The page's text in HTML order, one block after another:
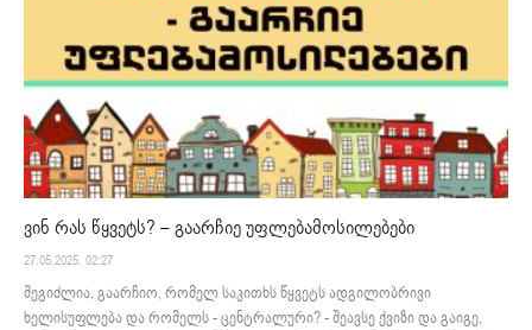
ვინ რას წყვეტს? – გაარჩიე უფლებამოსილებები
27.05.2025. 02:27
შეგიძლია, გაარჩიო, რომელ საკითხს წყვეტს ადგილობრივი
ხელისუფლება და რომელს - ცენტრალური? - შეავსე ქვიზი და გაიგე,